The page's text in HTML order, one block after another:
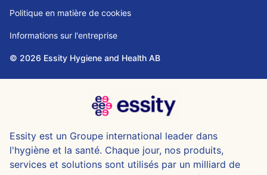
Politique en matière de cookies
Informations sur l'entreprise
© 2026 Essity Hygiene and Health AB
Essity est un Groupe international leader dans
l'hygiène et la santé. Chaque jour, nos produits,
services et solutions sont utilisés par un milliard de